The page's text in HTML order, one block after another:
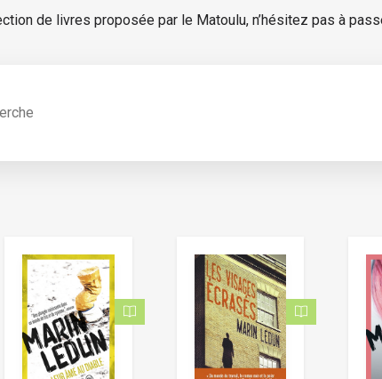
de livres proposée par le Matoulu, n’hésitez pas à